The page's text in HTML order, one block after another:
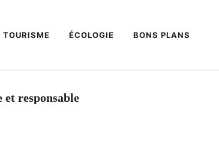
TOURISME ÉCOLOGIE BONS PLANS
responsable